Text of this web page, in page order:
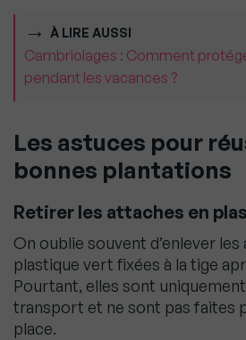
À LIRE AUSSI
Cambriolages : Comment
pendant les vacances ?
Les astuces pour
bonnes plantations
Retirer les attaches en
On oublie souvent d’enlever
plastique vert fixées à la tige
Pourtant, elles sont
transport et ne sont pas faites
place.